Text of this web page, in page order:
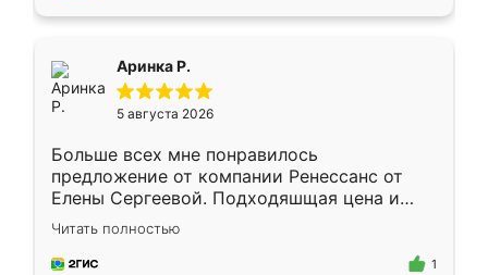
Аринка Р.
5 августа 2026
Больше всех мне понравилось
предложение от компании Ренессанс от
Елены Сергеевой. Подходяшщая цена и
короткие сроки изготовления. Приехавший
для замера сотрудник Владислав
предложил по моему эскизу самый
Читать полностью
1